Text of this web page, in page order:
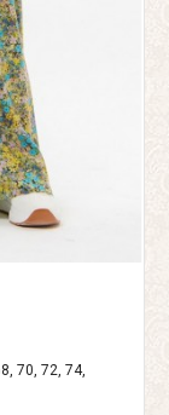
70, 72, 74,